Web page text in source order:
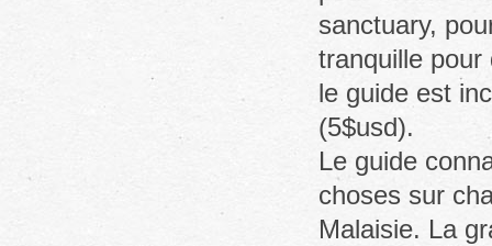
sanctuary,
tranquille pour
le guide est
(5$usd).
Le guide
choses sur
Malaisie. La